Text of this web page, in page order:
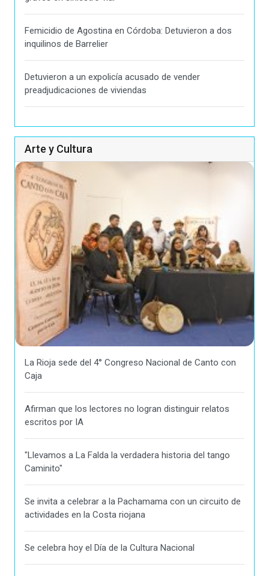
Femicidio de Agostina en Córdoba: Detuvieron a dos
inquilinos de Barrelier
Detuvieron a un expolicía acusado de vender
preadjudicaciones de viviendas
Arte y Cultura
La Rioja sede del 4° Congreso Nacional de Canto con
Caja
Afirman que los lectores no logran distinguir relatos
escritos por IA
"Llevamos a La Falda la verdadera historia del tango
Caminito"
Se invita a celebrar a la Pachamama con un circuito de
actividades en la Costa riojana
Se celebra hoy el Día de la Cultura Nacional